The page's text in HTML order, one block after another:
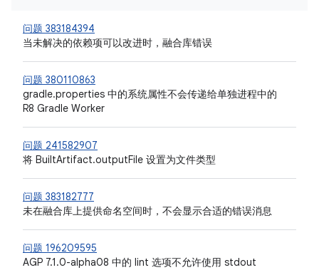
问题 383184394
当未解决的依赖项可以改进时，融合库错误
问题 380110863
gradle.properties 中的系统属性不会传递给单独进程中的
R8 Gradle Worker
问题 241582907
将 BuiltArtifact.outputFile 设置为文件类型
问题 383182777
未在融合库上提供命名空间时，不会显示合适的错误消息
问题 196209595
AGP 7.1.0-alpha08 中的 lint 选项不允许使用 stdout